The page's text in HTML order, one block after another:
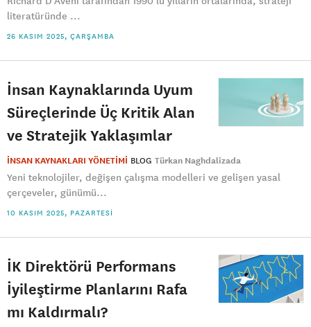
literatüründe ...
26 KASIM 2025, ÇARŞAMBA
İnsan Kaynaklarında Uyum
Süreçlerinde Üç Kritik Alan
ve Stratejik Yaklaşımlar
İNSAN KAYNAKLARI YÖNETİMİ BLOG Türkan Naghdalizada
Yeni teknolojiler, değişen çalışma modelleri ve gelişen yasal
çerçeveler, günümü...
10 KASIM 2025, PAZARTESI
İK Direktörü Performans
İyileştirme Planlarını Rafa
mı Kaldırmalı?